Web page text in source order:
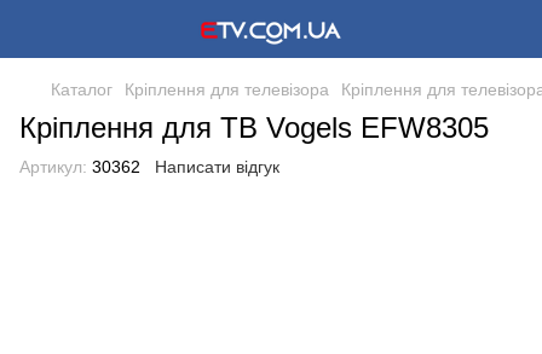
Каталог Кріплення для телевізора Кріплення для
Кріплення для ТВ Vogels EFW8305
Артикул: 30362 Написати відгук